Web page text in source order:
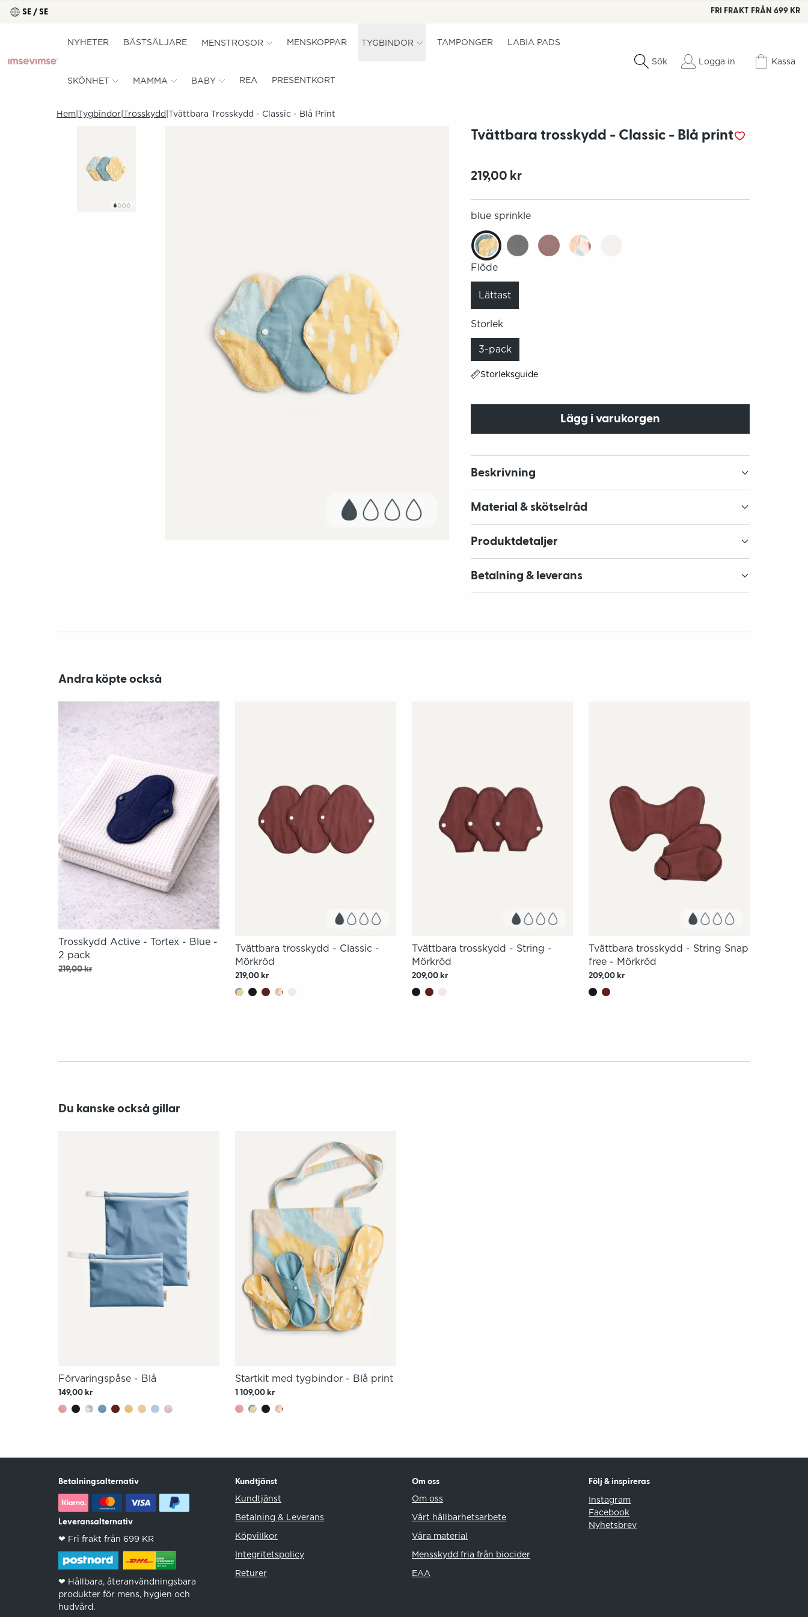
SE / SE FRI FRAKT FRÅN 699 KR
NYHETER BÄSTSÄLJARE MENSTROSOR MENSKOPPAR TYGBINDOR TAMPONGER LABIA PADS
SKÖNHET MAMMA BABY REA PRESENTKORT
Sök Logga in Kassa
Hem Tygbindor Trosskydd Tvättbara Trosskydd - Classic - Blå Print
Tvättbara trosskydd - Classic - Blå print
219,00 kr
blue sprinkle
Flöde
Lättast
Storlek
3-pack
Storleksguide
Lägg i varukorgen
Beskrivning
Material & skötselråd
Produktdetaljer
Betalning & leverans
Andra köpte också
Trosskydd Active - Tortex - Blue -
2 pack
219,00 kr
Tvättbara trosskydd - Classic -
Mörkröd
219,00 kr
Tvättbara trosskydd - String -
Mörkröd
209,00 kr
Tvättbara trosskydd - String Snap
free - Mörkröd
209,00 kr
Du kanske också gillar
Förvaringspåse - Blå
149,00 kr
Startkit med tygbindor - Blå print
1 109,00 kr
Betalningsalternativ
Leveransalternativ
❤︎ Fri frakt från 699 KR
❤︎ Hållbara, återanvändningsbara
produkter för mens, hygien och
hudvård.
Kundtjänst
Kundtjänst
Betalning & Leverans
Köpvillkor
Integritetspolicy
Returer
Om oss
Om oss
Vårt hållbarhetsarbete
Våra material
Mensskydd fria från biocider
EAA
Följ & inspireras
Instagram
Facebook
Nyhetsbrev